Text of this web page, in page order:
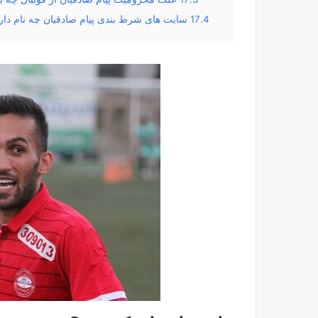
17.4 سایت های شرط بندی پیام صادقیان چه نام